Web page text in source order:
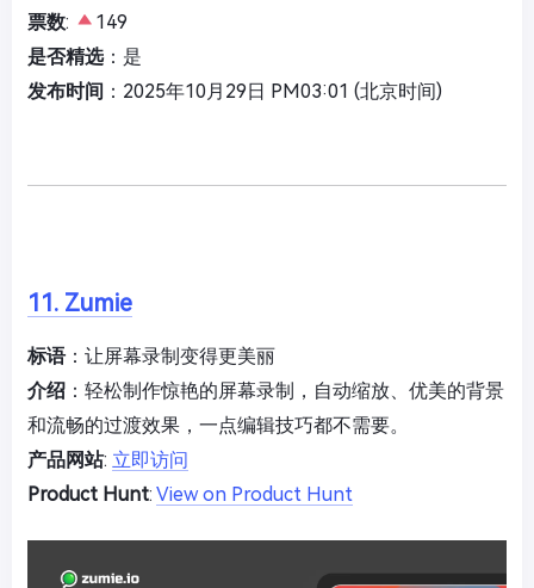
票数:
149
是否精选：是
发布时间 ：2025年10月29日 PM03:01 (北京时间)
11. Zumie
标语：让屏幕录制变得更美丽
介绍 ：轻松制作惊艳的屏幕录制，自动缩放、优美的背景
和流畅的过渡效果，一点编辑技巧都不需要。
产品网站: 立即访问
Product Hunt: View on Product Hunt